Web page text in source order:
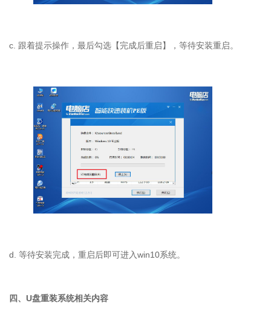
c. 跟着提示操作，最后勾选【完成后重启】，等待安装重启。
d. 等待安装完成，重启后即可进入win10系统。
四、U盘重装系统相关内容